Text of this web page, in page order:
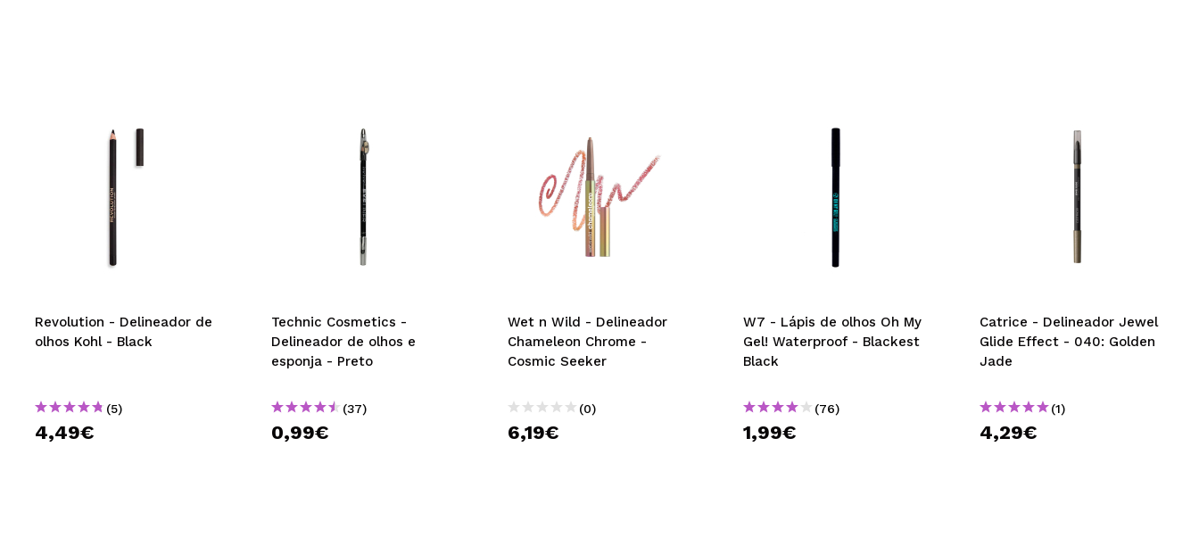
Revolution - Delineador de
olhos Kohl - Black
(5)
4,49€
Technic Cosmetics -
Delineador de olhos e
esponja - Preto
(37)
0,99€
Wet n Wild - Delineador
Chameleon Chrome -
Cosmic Seeker
(0)
6,19€
W7 - Lápis de olhos Oh My
Gel! Waterproof - Blackest
Black
(76)
1,99€
Catrice - Delineador Jewel
Glide Effect - 040: Golden
Jade
(1)
4,29€